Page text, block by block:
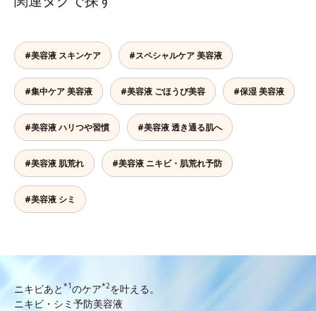
#美容液 スキンケア #スペシャルケア 美容液
#集中ケア 美容液 #美容液 ごほうび美容 #保湿 美容液
#美容液 ハリつや習慣 #美容液 透き通る肌へ
#美容液 肌荒れ #美容液 ニキビ・肌荒れ予防
#美容液 シミ
ニキビあと *1のケア*2を叶える。
ニキビ・シミ予防美容液